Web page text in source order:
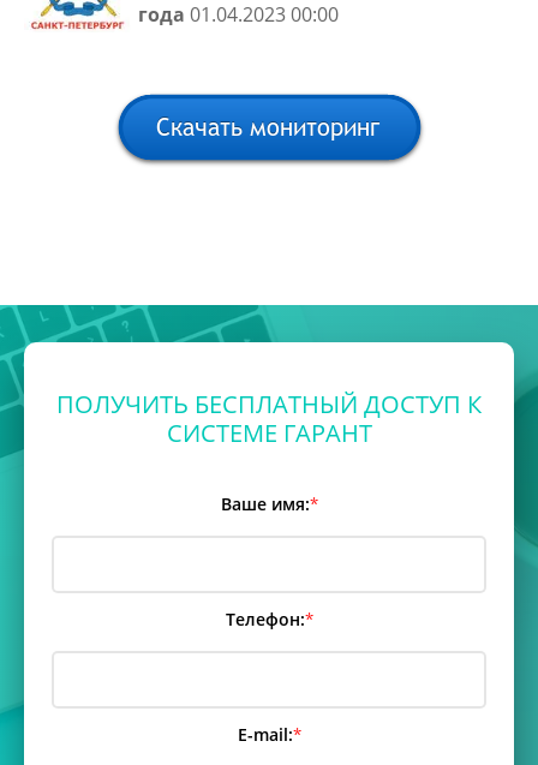
года 01.04.2023 00:00
ПОЛУЧИТЬ БЕСПЛАТНЫЙ ДОСТУП К
СИСТЕМЕ ГАРАНТ
Ваше имя:*
Телефон:*
E-mail:*